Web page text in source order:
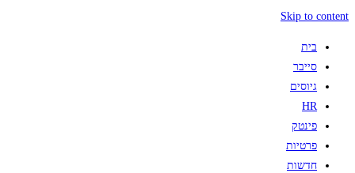
Skip to content
בית
סייבר
גיוסים
HR
פינטק
פרטיות
חדשות